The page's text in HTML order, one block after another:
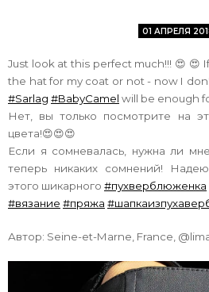
01 АПРЕЛЯ
Just look at this perfect much!!! 😍 😍
the hat for my coat or not - now I
#Sarlag #BabyCamel will be enough
Нет, вы только посмотрите на
цвета!😍😍😍
Если я сомневалась, нужна ли
теперь никаких сомнений!
этого шикарного #пухверблюженка
#вязание #пряжа
Автор: Seine-et-Marne, France,